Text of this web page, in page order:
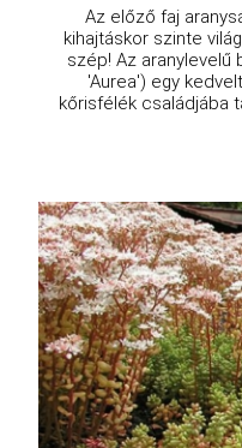
Az előző faj
kihajtáskor szinte
szép! Az aranylevelű
'Aurea') egy
kőrisfélék családjába